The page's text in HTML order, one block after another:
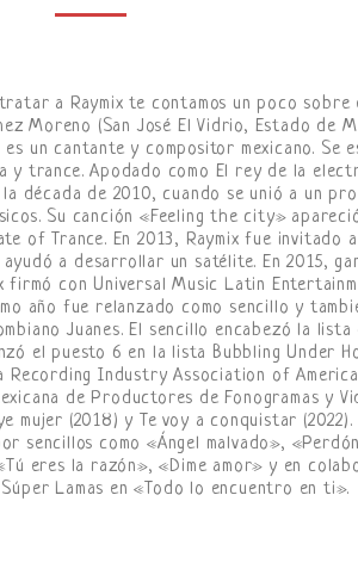
a Raymix te contamos un poco sobre
Moreno (San José El Vidrio, Estado de
es un cantante y compositor mexicano. Se
y trance. Apodado como El rey de la
década de 2010, cuando se unió a un
Su canción «Feeling the city»
of Trance. En 2013, Raymix fue
ayudó a desarrollar un satélite. En 2015,
firmó con Universal Music Latin
año fue relanzado como sencillo y
Juanes. El sencillo encabezó la
el puesto 6 en la lista Bubbling Under
Recording Industry Association of
de Productores de Fonogramas y
mujer (2018) y Te voy a conquistar (2022).
sencillos como «Ángel malvado»,
eres la razón», «Dime amor» y en
Lamas en «Todo lo encuentro en ti».